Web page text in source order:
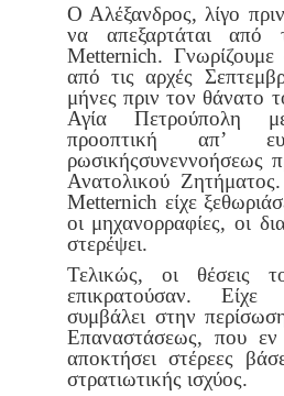
Ο Αλέξανδρος, λίγο
να απεξαρτάται από
Metternich. Γνωρίζουμε
από τις αρχές
μήνες πριν τον θάνατο
Αγία Πετρούπολη
προοπτική απ’
ρωσικήςσυνεννοήσεως
Ανατολικού
Metternich είχε
οι μηχανορραφίες, οι
στερέψει.
Τελικώς, οι θέσεις
επικρατούσαν. Είχε
συμβάλει στην
Επαναστάσεως, που
αποκτήσει στέρεες
στρατιωτικής ισχύος.